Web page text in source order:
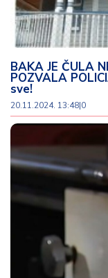
BAKA JE ČULA
POZVALA
sve!
20.11.2024. 13:48|0